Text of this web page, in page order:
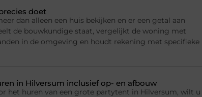
doet
dan alleen een huis bekijken en er een getal aan
de bouwkundige staat, vergelijkt de woning met
in de omgeving en houdt rekening met specifieke
in Hilversum inclusief op- en afbouw
het huren van een grote partytent in Hilversum, wilt u